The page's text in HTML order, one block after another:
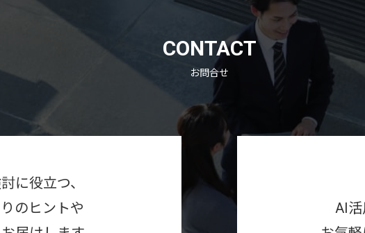
CONTACT
お問合せ
に役立つ、
のヒントや
AI